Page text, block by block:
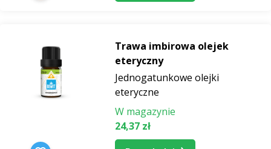
Trawa imbirowa olejek
eteryczny
Jednogatunkowe olejki
eteryczne
W magazynie
24,37 zł